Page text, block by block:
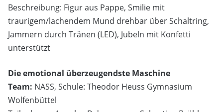
Beschreibung: Figur aus Pappe, Smilie mit
traurigem/lachendem Mund drehbar über Schaltring,
Jammern durch Tränen (LED), Jubeln mit Konfetti
unterstützt
Die emotional überzeugendste Maschine
Team: NASS, Schule: Theodor Heuss Gymnasium
Wolfenbüttel